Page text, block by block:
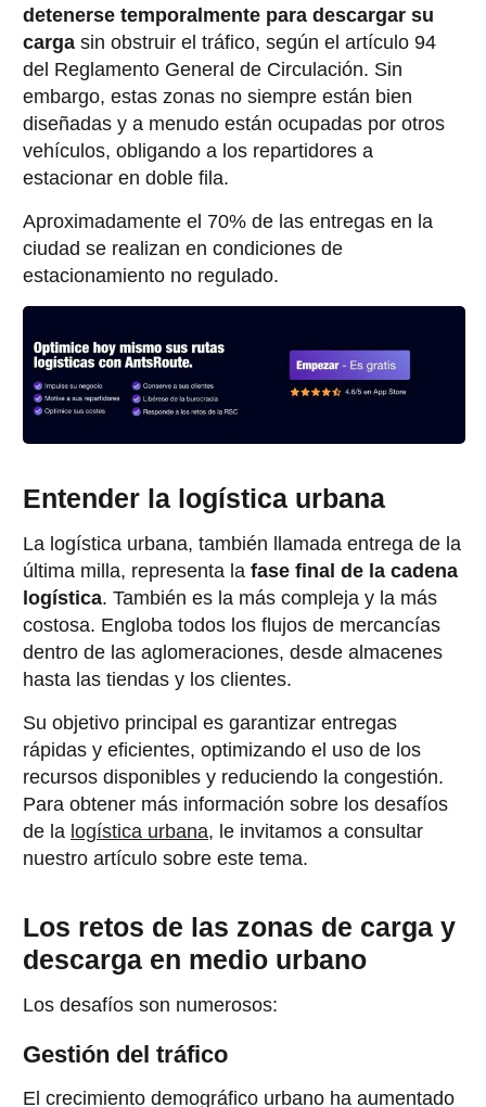
detenerse temporalmente para descargar su
carga sin obstruir el tráfico, según el artículo 94
del Reglamento General de Circulación. Sin
embargo, estas zonas no siempre están bien
diseñadas y a menudo están ocupadas por otros
vehículos, obligando a los repartidores a
estacionar en doble fila.
Aproximadamente el 70% de las entregas en la
ciudad se realizan en condiciones de
estacionamiento no regulado.
Entender la logística urbana
La logística urbana, también llamada entrega de la
última milla, representa la fase final de la cadena
logística. También es la más compleja y la más
costosa. Engloba todos los flujos de mercancías
dentro de las aglomeraciones, desde almacenes
hasta las tiendas y los clientes.
Su objetivo principal es garantizar entregas
rápidas y eficientes, optimizando el uso de los
recursos disponibles y reduciendo la congestión.
Para obtener más información sobre los desafíos
de la logística urbana, le invitamos a consultar
nuestro artículo sobre este tema.
Los retos de las zonas de carga y
descarga en medio urbano
Los desafíos son numerosos:
Gestión del tráfico
El crecimiento demográfico urbano ha aumentado